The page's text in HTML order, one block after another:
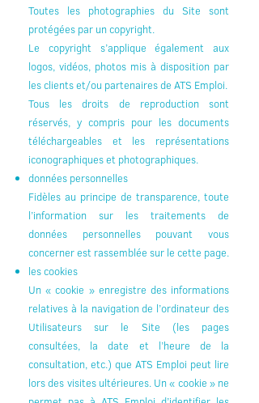
Toutes les photographies du Site sont
protégées par un copyright.
Le copyright s’applique également aux
logos, vidéos, photos mis à disposition par
les clients et/ou partenaires de ATS Emploi.
Tous les droits de reproduction sont
réservés, y compris pour les documents
téléchargeables et les représentations
iconographiques et photographiques.
données personnelles
Fidèles au principe de transparence, toute
l’information sur les traitements de
données personnelles pouvant vous
concerner est rassemblée sur le cette page.
les cookies
Un « cookie » enregistre des informations
relatives à la navigation de l’ordinateur des
Utilisateurs sur le Site (les pages
consultées, la date et l’heure de la
consultation, etc.) que ATS Emploi peut lire
lors des visites ultérieures. Un « cookie » ne